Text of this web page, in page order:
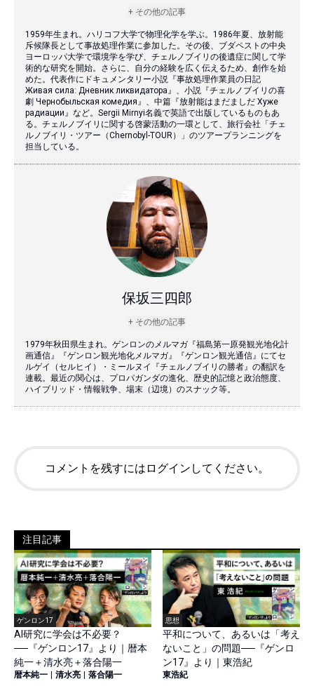
+ その他の記事
1959年生まれ。ハリコフ大学で物理化学を学ぶ。1986年夏、放射能
斥候隊長として事故処理作業に参加した。その後、ブダペストの中央
ヨーロッパ大学で環境学を学び、チェルノブイリの後遺症に関して学
術的な研究を開始。さらに、自分の経験を広く伝えるため、創作を始
めた。代表作にドキュメンタリー小説『事故処理作業員の日記
Живая сила: Дневник ликвидатора』、小説『チェルノブイリの喜
劇 Чернобыльская комедия』、中篇『放射能はまだましだ Хуже
радиации』など。Sergii Mirnyi名義で英語で出版しているものもあ
る。チェルノブイリに関する啓蒙活動の一環として、旅行会社「チェ
ルノブイリ・ツアー（Chernobyl-TOUR）」のツアープランニングを
担当している。
保坂三四郎
+ その他の記事
1979年秋田県生まれ。ゲンロンのメルマガ『福島第一原発観光地化計
画通信』『ゲンロン観光地化メルマガ』『ゲンロン観光通信』にてセ
ルゲイ（セルヒイ）・ミールヌイ『チェルノブイリの勝者』の翻訳を
連載。最近の関心は、プロパガンダの進化、歴史的記憶と政治態度、
ハイブリッド・情報戦争、場末（辺境）のスナック等。
コメントを残すにはログインしてください。
注目記事
ゲンロン17
AI研究に学会は不必要？
──『ゲンロン17』より｜暦本
純一＋清水亮＋落合陽一
暦本純一 清水亮 落合陽一
思想
平和について、あるいは「考え
ないこと」の問題──『ゲンロ
ン17』より｜東浩紀
東浩紀